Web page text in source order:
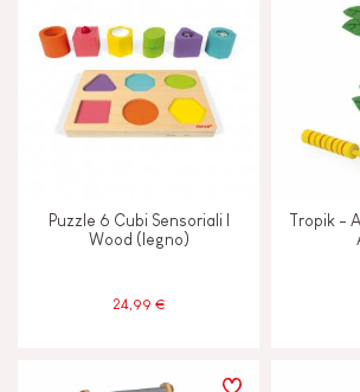
Puzzle 6 Cubi Sensoriali I
Wood (legno)
24,99 €
Tropik -